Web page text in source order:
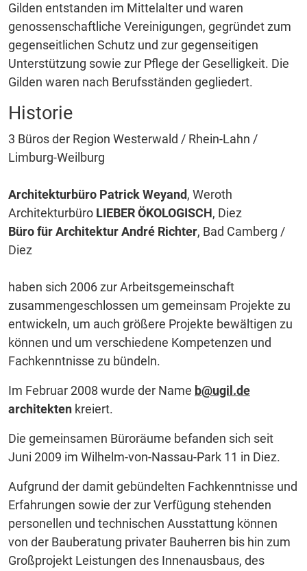
Gilden entstanden im Mittelalter und waren
genossenschaftliche Vereinigungen, gegründet zum
gegenseitlichen Schutz und zur gegenseitigen
Unterstützung sowie zur Pflege der Geselligkeit. Die
Gilden waren nach Berufsständen gegliedert.
Historie
3 Büros der Region Westerwald / Rhein-Lahn /
Limburg-Weilburg
Architekturbüro Patrick Weyand, Weroth
Architekturbüro LIEBER ÖKOLOGISCH, Diez
Büro für Architektur André Richter, Bad Camberg /
Diez
haben sich 2006 zur Arbeitsgemeinschaft
zusammengeschlossen um gemeinsam Projekte zu
entwickeln, um auch größere Projekte bewältigen zu
können und um verschiedene Kompetenzen und
Fachkenntnisse zu bündeln.
Im Februar 2008 wurde der Name b@ugil.de
architekten kreiert.
Die gemeinsamen Büroräume befanden sich seit
Juni 2009 im Wilhelm-von-Nassau-Park 11 in Diez.
Aufgrund der damit gebündelten Fachkenntnisse und
Erfahrungen sowie der zur Verfügung stehenden
personellen und technischen Ausstattung können
von der Bauberatung privater Bauherren bis hin zum
Großprojekt Leistungen des Innenausbaus, des